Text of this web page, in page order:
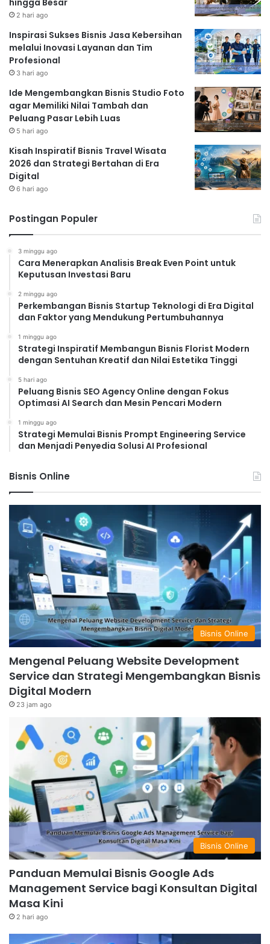
hingga Besar
2 hari ago
Inspirasi Sukses Bisnis Jasa Kebersihan
melalui Inovasi Layanan dan Tim
Profesional
3 hari ago
Ide Mengembangkan Bisnis Studio Foto
agar Memiliki Nilai Tambah dan
Peluang Pasar Lebih Luas
5 hari ago
Kisah Inspiratif Bisnis Travel Wisata
2026 dan Strategi Bertahan di Era
Digital
6 hari ago
Postingan Populer
3 minggu ago
Cara Menerapkan Analisis Break Even Point untuk
Keputusan Investasi Baru
2 minggu ago
Perkembangan Bisnis Startup Teknologi di Era Digital
dan Faktor yang Mendukung Pertumbuhannya
1 minggu ago
Strategi Inspiratif Membangun Bisnis Florist Modern
dengan Sentuhan Kreatif dan Nilai Estetika Tinggi
5 hari ago
Peluang Bisnis SEO Agency Online dengan Fokus
Optimasi AI Search dan Mesin Pencari Modern
1 minggu ago
Strategi Memulai Bisnis Prompt Engineering Service
dan Menjadi Penyedia Solusi AI Profesional
Bisnis Online
Bisnis Online
Mengenal Peluang Website Development
Service dan Strategi Mengembangkan Bisnis
Digital Modern
23 jam ago
Bisnis Online
Panduan Memulai Bisnis Google Ads
Management Service bagi Konsultan Digital
Masa Kini
2 hari ago